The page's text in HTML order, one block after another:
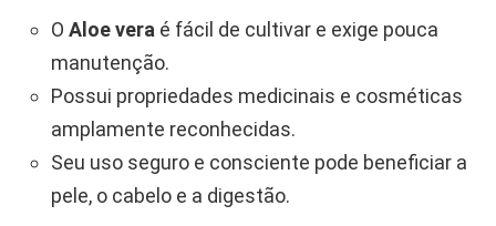
O Aloe vera é fácil de cultivar e exige pouca
manutenção.
Possui propriedades medicinais e cosméticas
amplamente reconhecidas.
Seu uso seguro e consciente pode beneficiar a
pele, o cabelo e a digestão.